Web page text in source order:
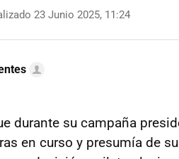
23 Junio 2025, 11:24
durante su campaña
en curso y presumía de